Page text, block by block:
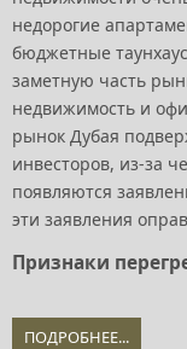
недорогие
бюджетные
заметную часть
недвижимость и
рынок Дубая
инвесторов, из-за
появляются
эти заявления
Признаки
ПОДРОБНЕЕ...